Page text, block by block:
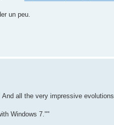
un peu.
all the very impressive evolutions
Windows 7.""